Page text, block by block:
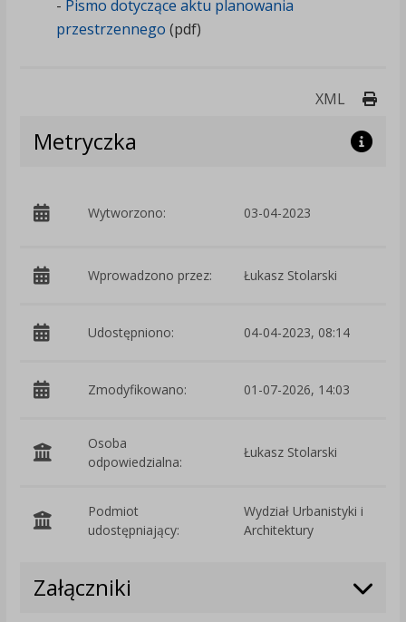
- Pismo dotyczące aktu planowania
przestrzennego (pdf)
XML
Metryczka
Wytworzono: 03-04-2023
Wprowadzono przez: Łukasz Stolarski
Udostępniono: 04-04-2023, 08:14
Zmodyfikowano: 01-07-2026, 14:03
Osoba
odpowiedzialna:
Łukasz Stolarski
Podmiot
udostępniający:
Wydział Urbanistyki i
Architektury
Załączniki